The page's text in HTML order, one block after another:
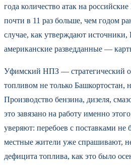
года количество атак на
почти в 11 раз больше, чем годом
случае, как утверждают
американские разведданные —
Уфимский НПЗ — стратегический
топливом не только Башкортостан,
Производство бензина, дизеля,
это завязано на работу именно
уверяют: перебоев с поставками не
местные жители уже спрашивают,
дефицита топлива, как это было